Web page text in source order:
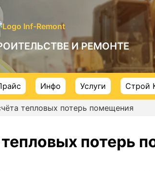
И РЕМОНТЕ
Инфо Услуги Строй
тепловых потерь помещения
потерь